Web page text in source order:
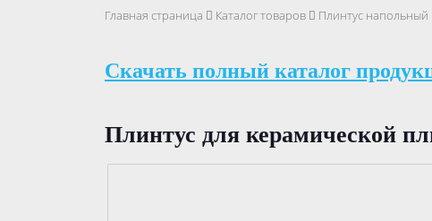
Главная страница Каталог товаров Плинтус напольный
Скачать полный каталог
Плинтус для керамической